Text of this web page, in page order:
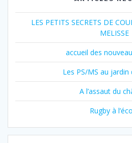
LES PETITS SECRETS DE
MELISSE
accueil des
Les PS/MS au jardin
A l’assaut du
Rugby à